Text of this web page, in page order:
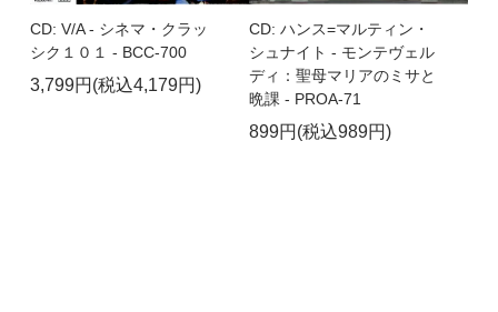
CD: V/A - シネマ・クラッ
シク１０１ - BCC-700
3,799円(税込4,179円)
CD: ハンス=マルティン・
シュナイト - モンテヴェル
ディ：聖母マリアのミサと
晩課 - PROA-71
899円(税込989円)